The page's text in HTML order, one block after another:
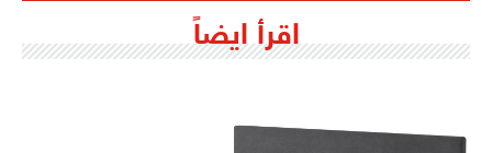
اقرأ ايضاً